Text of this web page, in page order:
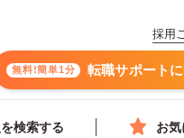
採用
無料!簡単1分 転職サポート
検索する お